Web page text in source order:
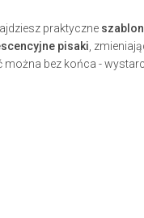
praktyczne
pisaki ,
bez końca -